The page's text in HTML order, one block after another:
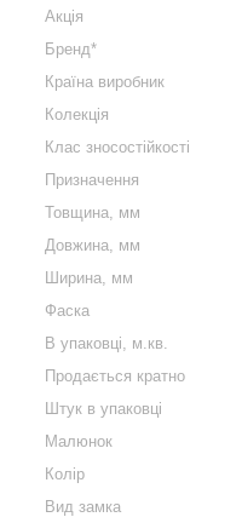
Акція
Бренд*
Країна виробник
Колекція
Клас зносостійкості
Призначення
Товщина, мм
Довжина, мм
Ширина, мм
Фаска
В упаковці, м.кв.
Продається кратно
Штук в упаковці
Малюнок
Колір
Вид замка